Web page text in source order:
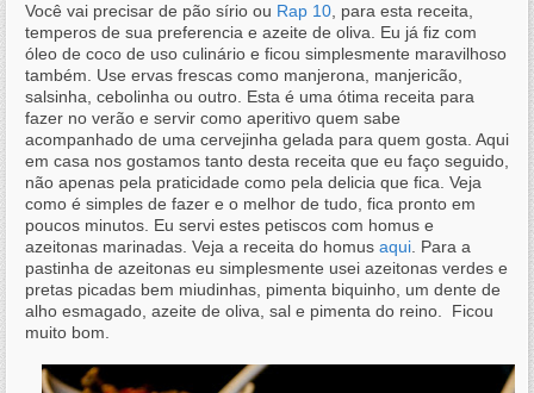
Você vai precisar de pão sírio ou Rap 10 , para esta receita,
temperos de sua preferencia e azeite de oliva. Eu já fiz com
óleo de coco de uso culinário e ficou simplesmente maravilhoso
também. Use ervas frescas como manjerona, manjericão,
salsinha, cebolinha ou outro. Esta é uma ótima receita para
fazer no verão e servir como aperitivo quem sabe
acompanhado de uma cervejinha gelada para quem gosta. Aqui
em casa nos gostamos tanto desta receita que eu faço seguido,
não apenas pela praticidade como pela delicia que fica. Veja
como é simples de fazer e o melhor de tudo, fica pronto em
poucos minutos. Eu servi estes petiscos com homus e
azeitonas marinadas. Veja a receita do homus aqui . Para a
pastinha de azeitonas eu simplesmente usei azeitonas verdes e
pretas picadas bem miudinhas, pimenta biquinho, um dente de
alho esmagado, azeite de oliva, sal e pimenta do reino. Ficou
muito bom.